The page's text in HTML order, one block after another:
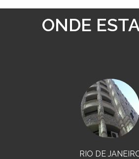
ONDE
RIO DE